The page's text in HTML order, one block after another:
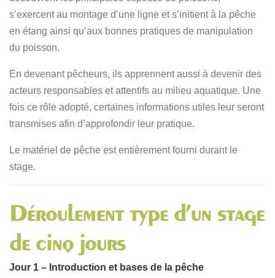
s’exercent au montage d’une ligne et s’initient à la pêche
en étang ainsi qu’aux bonnes pratiques de manipulation
du poisson.
En devenant pêcheurs, ils apprennent aussi à devenir des
acteurs responsables et attentifs au milieu aquatique. Une
fois ce rôle adopté, certaines informations utiles leur seront
transmises afin d’approfondir leur pratique.
Le matériel de pêche est entièrement fourni durant le
stage.
Déroulement type d’un stage
de cinq jours
Jour 1 – Introduction et bases de la pêche